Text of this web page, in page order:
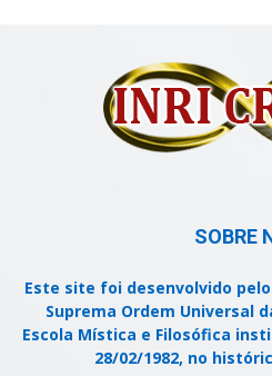
SOBRE
Este site foi desenvolvido
Suprema Ordem Universal
Escola Mística e Filosófica
28/02/1982, no